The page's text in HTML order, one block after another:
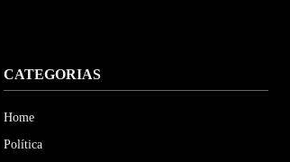
CATEGORIAS
Home
Política